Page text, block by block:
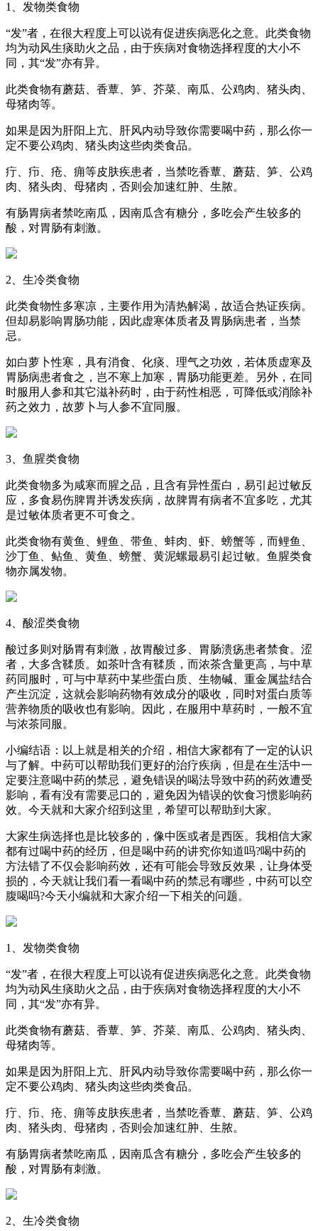
1、发物类食物
“发”者，在很大程度上可以说有促进疾病恶化之意。此类食物
均为动风生痰助火之品，由于疾病对食物选择程度的大小不
同，其“发”亦有异。
此类食物有蘑菇、香蕈、笋、芥菜、南瓜、公鸡肉、猪头肉、
母猪肉等。
如果是因为肝阳上亢、肝风内动导致你需要喝中药，那么你一
定不要公鸡肉、猪头肉这些肉类食品。
疔、疖、疮、痈等皮肤疾患者，当禁吃香蕈、蘑菇、笋、公鸡
肉、猪头肉、母猪肉，否则会加速红肿、生脓。
有肠胃病者禁吃南瓜，因南瓜含有糖分，多吃会产生较多的
酸，对胃肠有刺激。
2、生冷类食物
此类食物性多寒凉，主要作用为清热解渴，故适合热证疾病。
但却易影响胃肠功能，因此虚寒体质者及胃肠病患者，当禁
忌。
如白萝卜性寒，具有消食、化痰、理气之功效，若体质虚寒及
胃肠病患者食之，岂不寒上加寒，胃肠功能更差。另外，在同
时服用人参和其它滋补药时，由于药性相恶，可降低或消除补
药之效力，故萝卜与人参不宜同服。
3、鱼腥类食物
此类食物多为咸寒而腥之品，且含有异性蛋白，易引起过敏反
应，多食易伤脾胃并诱发疾病，故脾胃有病者不宜多吃，尤其
是过敏体质者更不可食之。
此类食物有黄鱼、鲤鱼、带鱼、蚌肉、虾、螃蟹等，而鲤鱼、
沙丁鱼、鲇鱼、黄鱼、螃蟹、黄泥螺最易引起过敏。鱼腥类食
物亦属发物。
4、酸涩类食物
酸过多则对肠胃有刺激，故胃酸过多、胃肠溃疡患者禁食。涩
者，大多含鞣质。如茶叶含有鞣质，而浓茶含量更高，与中草
药同服时，可与中草药中某些蛋白质、生物碱、重金属盐结合
产生沉淀，这就会影响药物有效成分的吸收，同时对蛋白质等
营养物质的吸收也有影响。因此，在服用中草药时，一般不宜
与浓茶同服。
小编结语：以上就是相关的介绍，相信大家都有了一定的认识
与了解。中药可以帮助我们更好的治疗疾病，但是在生活中一
定要注意喝中药的禁忌，避免错误的喝法导致中药的药效遭受
影响，看有没有需要忌口的，避免因为错误的饮食习惯影响药
效。今天就和大家介绍到这里，希望可以帮助到大家。
大家生病选择也是比较多的，像中医或者是西医。我相信大家
都有过喝中药的经历，但是喝中药的讲究你知道吗?喝中药的
方法错了不仅会影响药效，还有可能会导致反效果，让身体受
损的，今天就让我们看一看喝中药的禁忌有哪些，中药可以空
腹喝吗?今天小编就和大家介绍一下相关的问题。
1、发物类食物
“发”者，在很大程度上可以说有促进疾病恶化之意。此类食物
均为动风生痰助火之品，由于疾病对食物选择程度的大小不
同，其“发”亦有异。
此类食物有蘑菇、香蕈、笋、芥菜、南瓜、公鸡肉、猪头肉、
母猪肉等。
如果是因为肝阳上亢、肝风内动导致你需要喝中药，那么你一
定不要公鸡肉、猪头肉这些肉类食品。
疔、疖、疮、痈等皮肤疾患者，当禁吃香蕈、蘑菇、笋、公鸡
肉、猪头肉、母猪肉，否则会加速红肿、生脓。
有肠胃病者禁吃南瓜，因南瓜含有糖分，多吃会产生较多的
酸，对胃肠有刺激。
2、生冷类食物